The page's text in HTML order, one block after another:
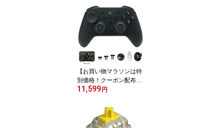
Switch Pro スイッチ NIN
TENDO 任天堂 ゲーム機
に対応 PS5 XBox Series
X|S コントローラー用 無
線アダプター コントロー
ラーコンバーター ターボ
とリマッピング 公式正規
品 送料無料
【お買い物マラソンは特
別価格！クーポン配布
中】GuliKit TT Max コン
R磁気スティック 720°テ
ンション調整 Switch2 S
witch PC Android iOS対
11,599円